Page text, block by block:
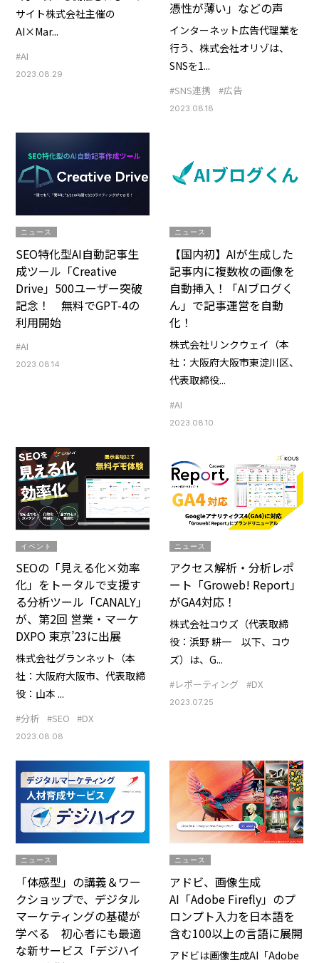
サイト株式会社主催の
AI×Mar...
#AI
2023.08.29
憑性が薄い」などの声
インターネット広告代理業を
行う、株式会社オリゾは、
SNSを1...
#SNS連携 #広告
2023.08.18
ニュース
SEO特化型AI自動記事生
成ツール「Creative
Drive」500ユーザー突破
記念！ 無料でGPT-4の
利用開始
#AI
2023.08.14
ニュース
【国内初】AIが生成した
記事内に複数枚の画像を
自動挿入！「AIブログく
ん」で記事運営を自動
化！
株式会社リンクウェイ（本
社：大阪府大阪市東淀川区、
代表取締役...
#AI
2023.08.10
イベント
SEOの「見える化×効率
化」をトータルで支援す
る分析ツール「CANALY」
が、第2回 営業・マーケ
DXPO 東京’23に出展
株式会社グランネット（本
社：大阪府大阪市、代表取締
役：山本 ...
#分析 #SEO #DX
2023.08.08
ニュース
アクセス解析・分析レポ
ート「Groweb! Report」
がGA4対応！
株式会社コウズ（代表取締
役：浜野 耕一 以下、コウ
ズ）は、G...
#レポーティング #DX
2023.07.25
ニュース
「体感型」の講義＆ワー
クショップで、デジタル
マーケティングの基礎が
学べる 初心者にも最適
な新サービス「デジハイ
ニュース
アドビ、画像生成
AI「Adobe Firefly」のプ
ロンプト入力を日本語を
含む100以上の言語に展開
アドビは画像生成AI「Adobe